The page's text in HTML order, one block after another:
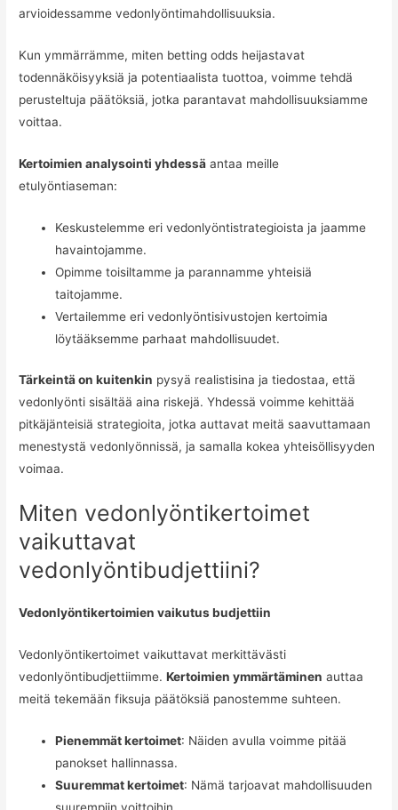
arvioidessamme vedonlyöntimahdollisuuksia.
Kun ymmärrämme, miten betting odds heijastavat
todennäköisyyksiä ja potentiaalista tuottoa, voimme tehdä
perusteltuja päätöksiä, jotka parantavat mahdollisuuksiamme
voittaa.
Kertoimien analysointi yhdessä antaa meille
etulyöntiaseman:
Keskustelemme eri vedonlyöntistrategioista ja jaamme
havaintojamme.
Opimme toisiltamme ja parannamme yhteisiä
taitojamme.
Vertailemme eri vedonlyöntisivustojen kertoimia
löytääksemme parhaat mahdollisuudet.
Tärkeintä on kuitenkin pysyä realistisina ja tiedostaa, että
vedonlyönti sisältää aina riskejä. Yhdessä voimme kehittää
pitkäjänteisiä strategioita, jotka auttavat meitä saavuttamaan
menestystä vedonlyönnissä, ja samalla kokea yhteisöllisyyden
voimaa.
Miten vedonlyöntikertoimet
vaikuttavat
vedonlyöntibudjettiini?
Vedonlyöntikertoimien vaikutus budjettiin
Vedonlyöntikertoimet vaikuttavat merkittävästi
vedonlyöntibudjettiimme.Kertoimien ymmärtäminen auttaa
meitä tekemään fiksuja päätöksiä panostemme suhteen.
Pienemmät kertoimet: Näiden avulla voimme pitää
panokset hallinnassa.
Suuremmat kertoimet: Nämä tarjoavat mahdollisuuden